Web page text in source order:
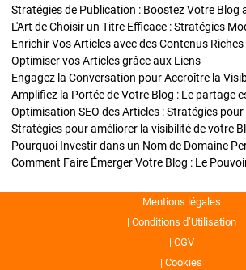
L'Art de Choisir un Titre Efficace : Stratégies
Optimiser vos Articles grâce aux Liens
Engagez la Conversation pour Accroître la
Amplifiez la Portée de Votre Blog : Le partage
Mentions légales
Conditions d’Utilisation
CGV
Cookies